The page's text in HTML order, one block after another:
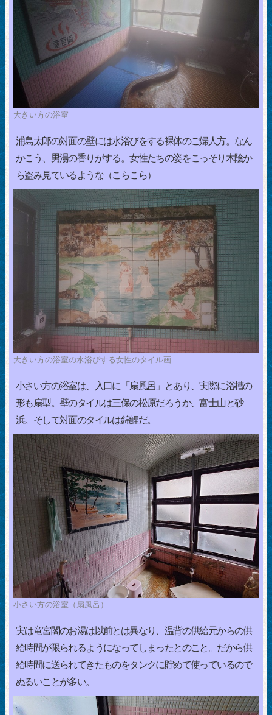
大きい方の浴室
浦島太郎の対面の壁には水浴びをする裸体のご婦人方。なん
かこう、男湯の香りがする。女性たちの姿をこっそり木陰か
ら盗み見ているような（こらこら）
大きい方の浴室の水浴びする女性のタイル画
小さい方の浴室は、入口に「扇風呂」とあり、実際に浴槽の
形も扇型。壁のタイルは三保の松原だろうか、富士山と砂
浜。そして対面のタイルは錦鯉だ。
小さい方の浴室（扇風呂）
実は竜宮閣のお湯は以前とは異なり、温背の供給元からの供
給時間が限られるようになってしまったとのこと。だから供
給時間に送られてきたものをタンクに貯めて使っているので
ぬるいことが多い。